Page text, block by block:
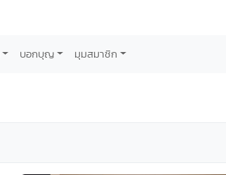
บอกบุญ มุมสมาชิก